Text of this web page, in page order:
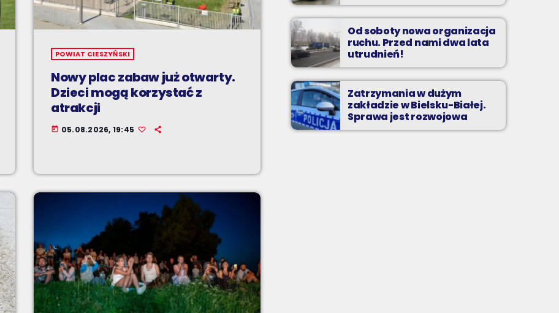
POWIAT CIESZYŃSKI
Nowy plac zabaw już otwarty.
Dzieci mogą korzystać z
atrakcji
today 05.08.2026, 19:45
Od soboty nowa organizacja
ruchu. Przed nami dwa lata
utrudnień!
Zatrzymania w dużym
zakładzie w Bielsku-Białej.
Sprawa jest rozwojowa